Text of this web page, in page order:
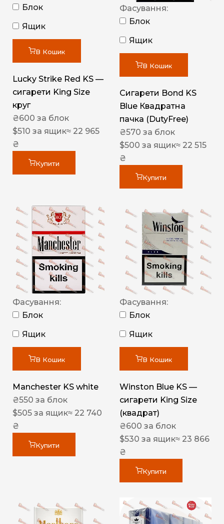
Блок
Ящик
В Кошик
Lucky Strike Red KS —
сигарети King Size
круг
₴600 за блок
$510 за ящик≈ 22 965
₴
Купити
Фасування:
Блок
Ящик
В Кошик
Сигарети Bond KS
Blue Квадратна
пачка (DutyFree)
₴570 за блок
$500 за ящик≈ 22 515
₴
Купити
Фасування:
Блок
Ящик
В Кошик
Manchester KS white
₴550 за блок
$505 за ящик≈ 22 740
₴
Купити
Фасування:
Блок
Ящик
В Кошик
Winston Blue KS —
сигарети King Size
(квадрат)
₴600 за блок
$530 за ящик≈ 23 866
₴
Купити